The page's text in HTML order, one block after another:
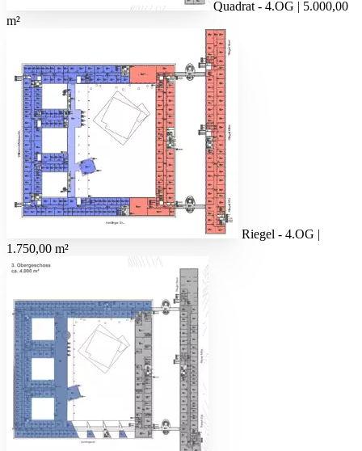
Quadrat - 4.OG | 5.000,00
m²
Riegel - 4.OG |
1.750,00 m²